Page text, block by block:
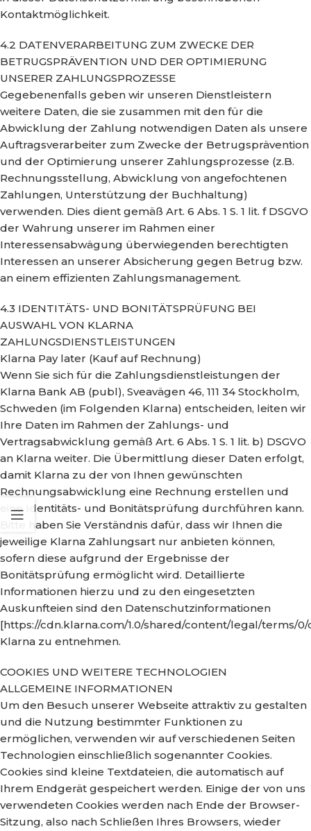
Kontaktmöglichkeit.
4.2 DATENVERARBEITUNG ZUM ZWECKE DER
BETRUGSPRÄVENTION UND DER OPTIMIERUNG
UNSERER ZAHLUNGSPROZESSE
Gegebenenfalls geben wir unseren Dienstleistern
weitere Daten, die sie zusammen mit den für die
Abwicklung der Zahlung notwendigen Daten als unsere
Auftragsverarbeiter zum Zwecke der Betrugsprävention
und der Optimierung unserer Zahlungsprozesse (z.B.
Rechnungsstellung, Abwicklung von angefochtenen
Zahlungen, Unterstützung der Buchhaltung)
verwenden. Dies dient gemäß Art. 6 Abs. 1 S. 1 lit. f DSGVO
der Wahrung unserer im Rahmen einer
Interessensabwägung überwiegenden berechtigten
Interessen an unserer Absicherung gegen Betrug bzw.
an einem effizienten Zahlungsmanagement.
4.3 IDENTITÄTS- UND BONITÄTSPRÜFUNG BEI
AUSWAHL VON KLARNA
ZAHLUNGSDIENSTLEISTUNGEN
Klarna Pay later (Kauf auf Rechnung)
Wenn Sie sich für die Zahlungsdienstleistungen der
Klarna Bank AB (publ), Sveavägen 46, 111 34 Stockholm,
Schweden (im Folgenden Klarna) entscheiden, leiten wir
Ihre Daten im Rahmen der Zahlungs- und
Vertragsabwicklung gemäß Art. 6 Abs. 1 S. 1 lit. b) DSGVO
an Klarna weiter. Die Übermittlung dieser Daten erfolgt,
damit Klarna zu der von Ihnen gewünschten
Rechnungsabwicklung eine Rechnung erstellen und
eine Identitäts- und Bonitätsprüfung durchführen kann.
Bitte haben Sie Verständnis dafür, dass wir Ihnen die
jeweilige Klarna Zahlungsart nur anbieten können,
sofern diese aufgrund der Ergebnisse der
Bonitätsprüfung ermöglicht wird. Detaillierte
Informationen hierzu und zu den eingesetzten
Auskunfteien sind den Datenschutzinformationen
[https://cdn.klarna.com/1.0/shared/content/legal/terms/0/
Klarna zu entnehmen.
COOKIES UND WEITERE TECHNOLOGIEN
ALLGEMEINE INFORMATIONEN
Um den Besuch unserer Webseite attraktiv zu gestalten
und die Nutzung bestimmter Funktionen zu
ermöglichen, verwenden wir auf verschiedenen Seiten
Technologien einschließlich sogenannter Cookies.
Cookies sind kleine Textdateien, die automatisch auf
Ihrem Endgerät gespeichert werden. Einige der von uns
verwendeten Cookies werden nach Ende der Browser-
Sitzung, also nach Schließen Ihres Browsers, wieder